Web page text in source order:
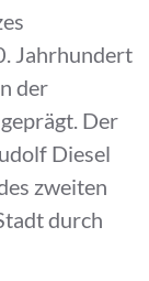
Jahrhundert
der
Der
Diesel
zweiten
durch